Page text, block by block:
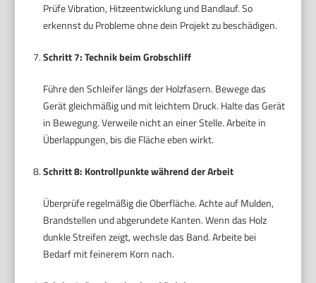
Prüfe Vibration, Hitzeentwicklung und Bandlauf. So
erkennst du Probleme ohne dein Projekt zu beschädigen.
Schritt 7: Technik beim Grobschliff
Führe den Schleifer längs der Holzfasern. Bewege das
Gerät gleichmäßig und mit leichtem Druck. Halte das Gerät
in Bewegung. Verweile nicht an einer Stelle. Arbeite in
Überlappungen, bis die Fläche eben wirkt.
Schritt 8: Kontrollpunkte während der Arbeit
Überprüfe regelmäßig die Oberfläche. Achte auf Mulden,
Brandstellen und abgerundete Kanten. Wenn das Holz
dunkle Streifen zeigt, wechsle das Band. Arbeite bei
Bedarf mit feinerem Korn nach.